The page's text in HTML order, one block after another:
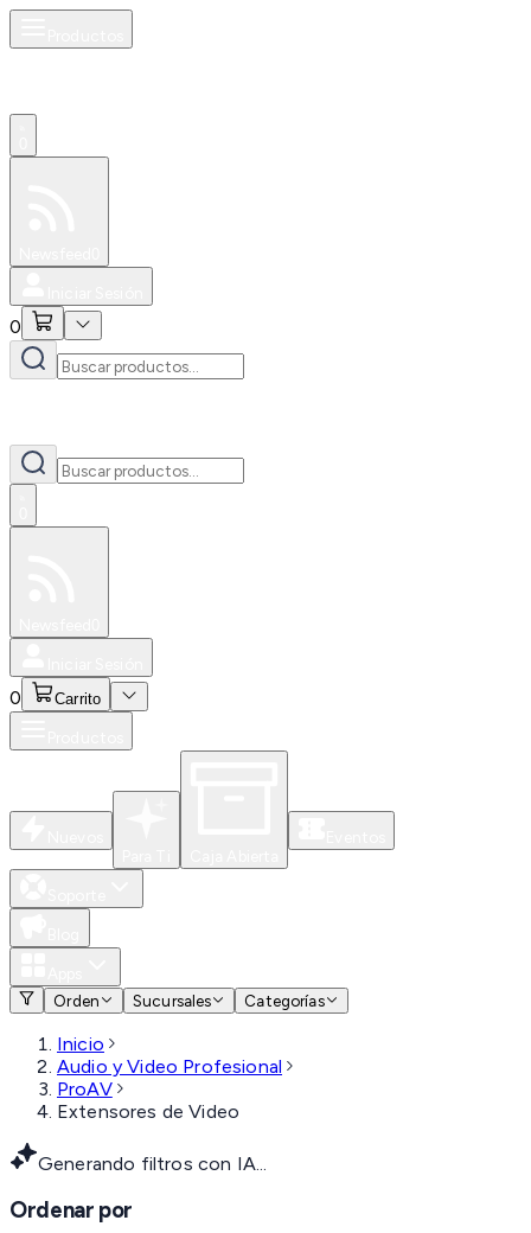
0
0 Carrito
Orden
Sucursales Categorías
Inicio
Audio y Video Profesional
ProAV
Extensores de Video
Generando filtros con IA...
Ordenar por